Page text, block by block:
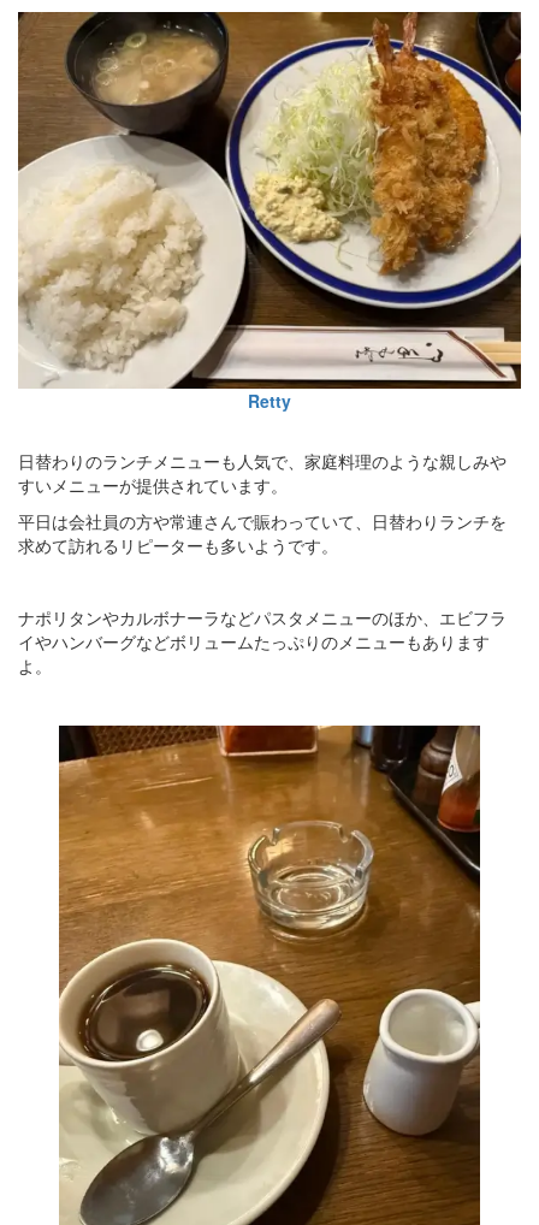
Retty
日替わりのランチメニューも人気で、家庭料理のような親しみや
すいメニューが提供されています。
平日は会社員の方や常連さんで賑わっていて、日替わりランチを
求めて訪れるリピーターも多いようです。
ナポリタンやカルボナーラなどパスタメニューのほか、エビフラ
イやハンバーグなどボリュームたっぷりのメニューもあります
よ。